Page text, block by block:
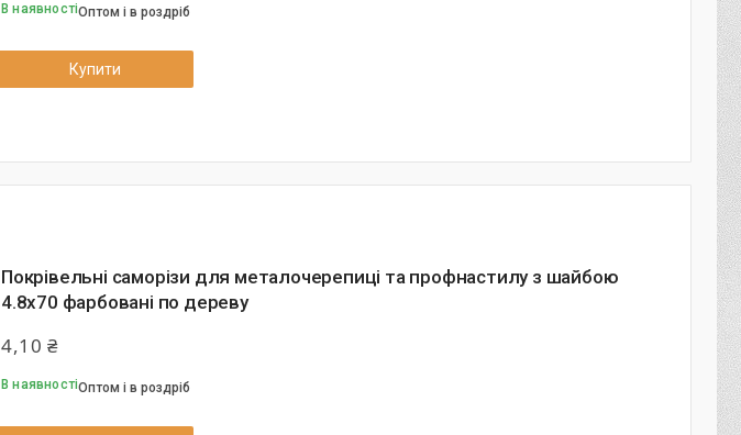
В наявностіОптом і в роздріб
Купити
Покрівельні саморізи для металочерепиці та профнастилу з шайбою
4.8х70 фарбовані по дереву
4,10 ₴
В наявностіОптом і в роздріб